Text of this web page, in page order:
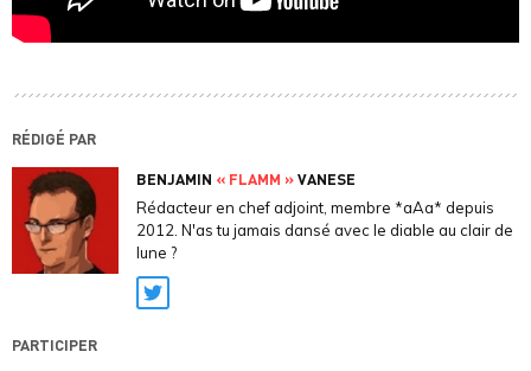
RÉDIGÉ PAR
BENJAMIN « FLAMM »VANESE
Rédacteur en chef adjoint, membre *aAa* depuis
2012. N'as tu jamais dansé avec le diable au clair de
lune ?
Twitter
PARTICIPER